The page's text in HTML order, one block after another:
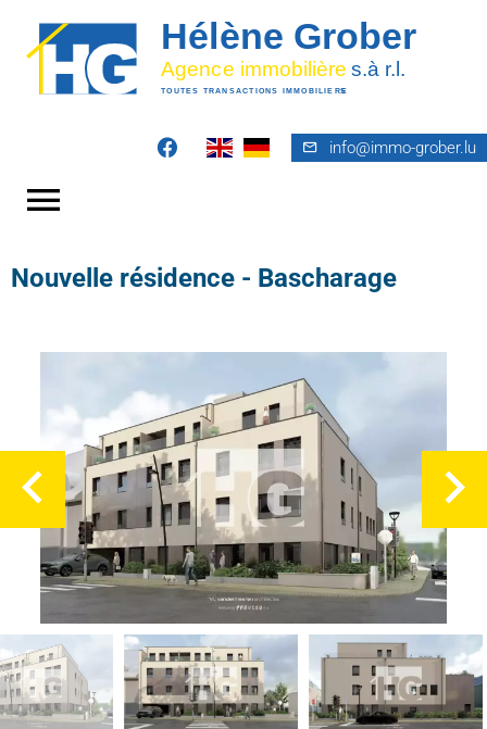
info@immo-grober.lu
Nouvelle résidence - Bascharage